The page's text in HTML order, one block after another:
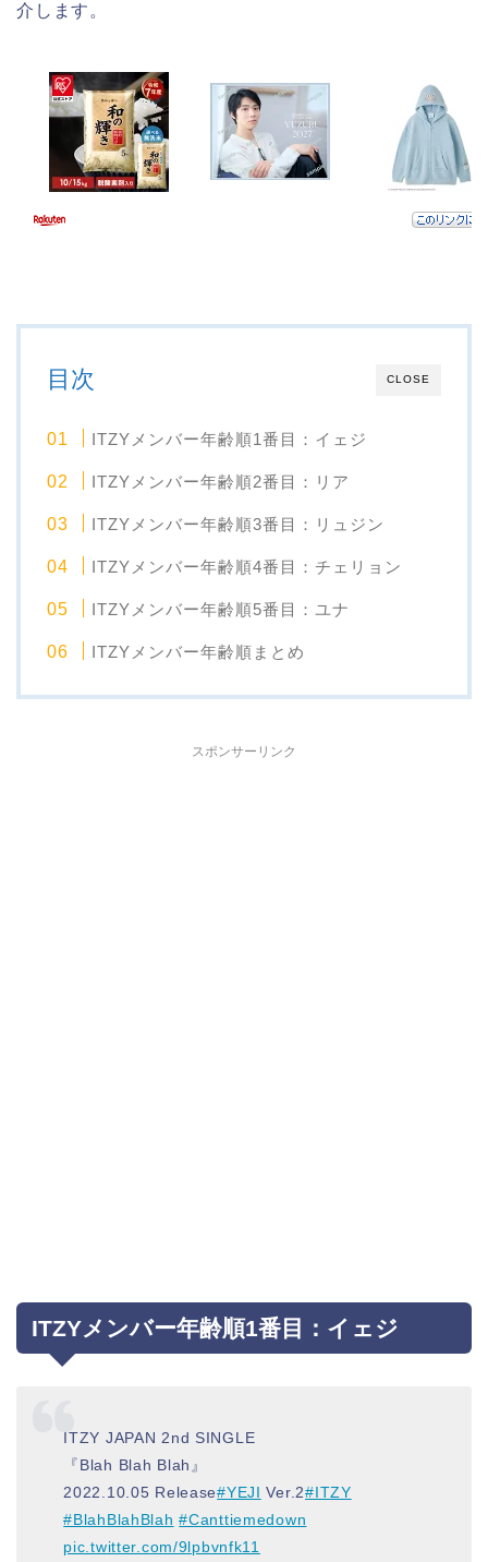
介します。
CLOSE
目次
ITZYメンバー年齢順1番目：イェジ
ITZYメンバー年齢順2番目：リア
ITZYメンバー年齢順3番目：リュジン
ITZYメンバー年齢順4番目：チェリョン
ITZYメンバー年齢順5番目：ユナ
ITZYメンバー年齢順まとめ
スポンサーリンク
ITZYメンバー年齢順1番目：イェジ
ITZY JAPAN 2nd SINGLE
『Blah Blah Blah』
2022.10.05 Release#YEJI Ver.2#ITZY
#BlahBlahBlah #Canttiemedown
pic.twitter.com/9lpbvnfk11